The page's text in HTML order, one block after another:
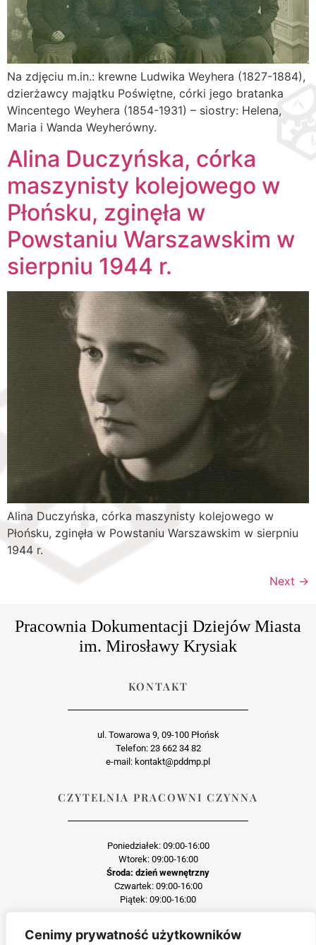
Cenimy prywatność użytkowników
Na zdjęciu m.in.: krewne Ludwika Weyhera (1827-1884),
dzierżawcy majątku Poświętne, córki jego bratanka
Wincentego Weyhera (1854-1931) – siostry: Helena,
Maria i Wanda Weyherówny.
Alina Duczyńska, córka
maszynisty kolejowego w
Płońsku, zginęła w
Powstaniu Warszawskim w
sierpniu 1944 r.
Alina Duczyńska, córka maszynisty kolejowego w
Płońsku, zginęła w Powstaniu Warszawskim w sierpniu
1944 r.
Next →
Pracownia Dokumentacji Dziejów Miasta
im. Mirosławy Krysiak
KONTAKT
ul. Towarowa 9, 09-100 Płońsk
Telefon: 23 662 34 82
e-mail: kontakt@pddmp.pl
CZYTELNIA PRACOWNI CZYNNA
Poniedziałek: 09:00-16:00
Wtorek: 09:00-16:00
Środa: dzień wewnętrzny
Czwartek: 09:00-16:00
Piątek: 09:00-16:00
Każda reprodukcja lub adaptacja całości bądź części materiału, niezależnie od